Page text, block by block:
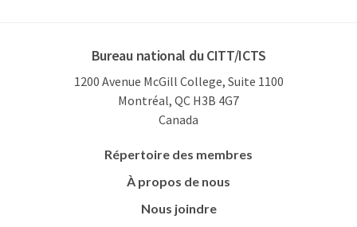
Bureau national du CITT/ICTS
1200 Avenue McGill College, Suite 1100
Montréal, QC H3B 4G7
Canada
Répertoire des membres
À propos de nous
Nous joindre